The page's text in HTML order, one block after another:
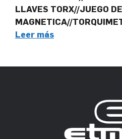
LLAVES TORX//JUEGO
MAGNETICA//
Leer más